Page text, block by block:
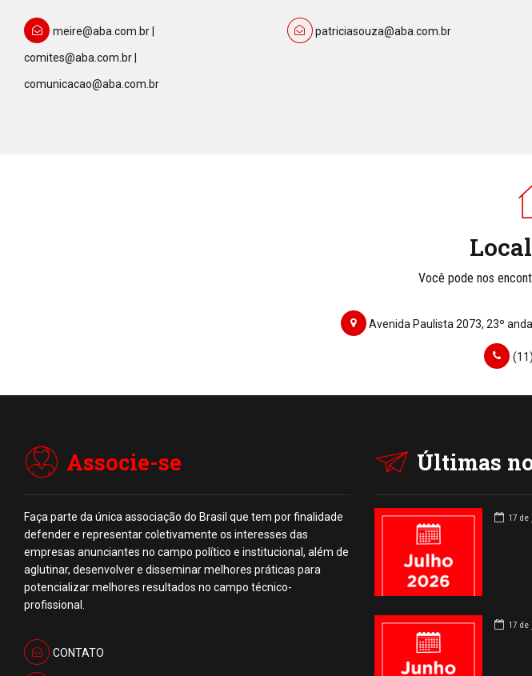
meire@aba.com.br |
comites@aba.com.br |
comunicacao@aba.com.br
patriciasouza@aba.com.br
Você pode nos
Avenida Paulista 2073, 23º
Associe-se
Faça parte da única associação do Brasil que tem por finalidade
defender e representar coletivamente os interesses das
empresas anunciantes no campo político e institucional, além de
aglutinar, desenvolver e disseminar melhores práticas para
potencializar melhores resultados no campo técnico-
profissional.
CONTATO
Últimas
17 de
17 de